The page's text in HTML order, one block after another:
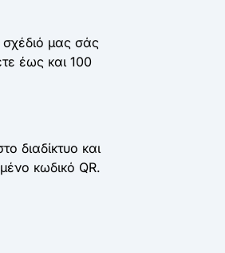
μας σάς
έως και 100
διαδίκτυο και
κωδικό QR.